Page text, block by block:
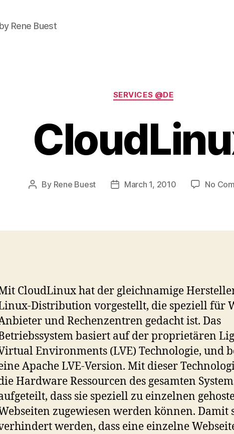
Rene Buest
Categories
SERVICES @DE
Post
By Rene Buest
PostMarch 1, 2010 No
CloudLinux hat der gleichnamige
Distribution vorgestellt, die speziell für
und Rechenzentren gedacht ist. Das
basiert auf der proprietären
Environments (LVE) Technologie, und
Apache LVE-Version. Mit dieser
Hardware Ressourcen des gesamten
dass sie speziell zu einzelnen
zugewiesen werden können. Damit
werden, dass eine einzelne